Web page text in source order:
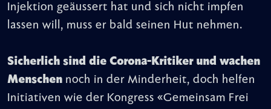
Injektion geäussert hat und sich nicht impfen
lassen will, muss er bald seinen Hut nehmen.
Sicherlich sind die Corona-Kritiker und wachen
Menschen noch in der Minderheit, doch helfen
Initiativen wie der Kongress «Gemeinsam Frei